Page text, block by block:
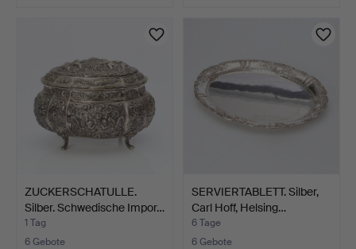
ZUCKERSCHATULLE.
Silber. Schwedische Impor…
1 Tag
6 Gebote
SERVIERTABLETT. Silber,
Carl Hoff, Helsing…
6 Tage
6 Gebote